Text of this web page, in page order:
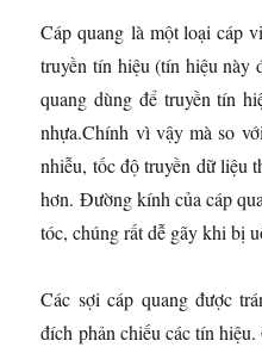
Cáp quang là một loại cáp
truyền tín hiệu (tín hiệu này
quang dùng để truyền tín
nhựa.Chính vì vậy mà so
nhiễu, tốc độ truyền dữ liệu
hơn. Đường kính của cáp
tóc, chúng rất dễ gãy khi bị
Các sợi cáp quang được
đích phản chiếu các tín